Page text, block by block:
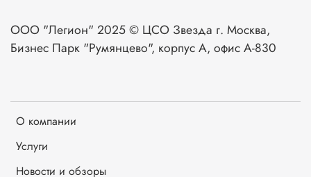
О компании
Услуги
Новости и обзоры
ООО "Легион" 2025 © ЦСО Звезда г. Москва,
Бизнес Парк "Румянцево", корпус А, офис А-830